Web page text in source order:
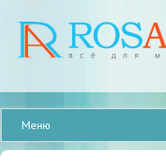
Меню